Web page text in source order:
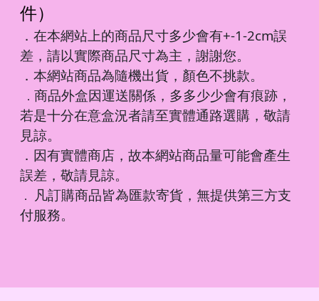
件）
．在本網站上的商品尺寸多少會有+-1-2cm誤
差，請以實際商品尺寸為主，謝謝您。
．本網站商品為隨機出貨，顏色不挑款。
． 商品外盒因運送關係，多多少少會有痕跡，
若是十分在意盒況者請至實體通路選購，敬請
見諒。
．因有實體商店，故本網站商品量可能會產生
誤差，敬請見諒。
． 凡訂購商品皆為匯款寄貨，無提供第三方支
付服務。